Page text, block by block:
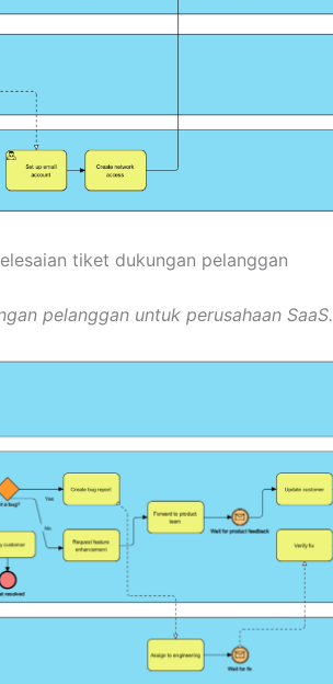
tiket dukungan pelanggan
pelanggan untuk perusahaan SaaS.